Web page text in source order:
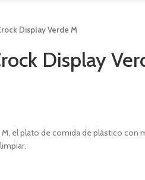
Display Verde M
Display
el plato de comida de plástico con